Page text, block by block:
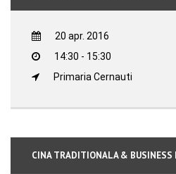
20 apr. 2016
14:30 - 15:30
Primaria Cernauti
CINA TRADITIONALA & BUSINESS